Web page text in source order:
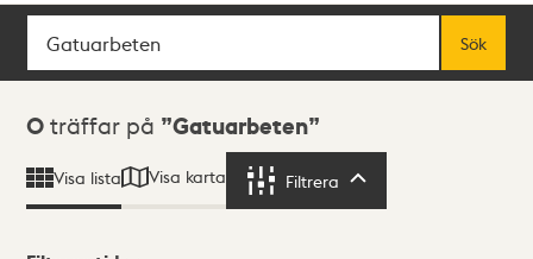
Sök
Sök
Sökresultat
0 träffar på Gatuarbeten
Visa lista Visa karta Filtrera